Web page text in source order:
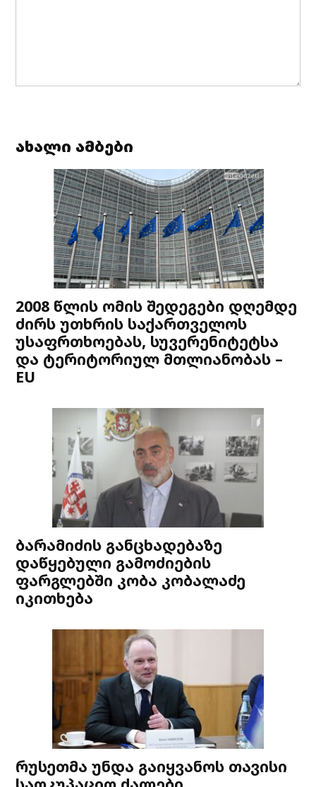
ახალი ამბები
2008 წლის ომის შედეგები დღემდე
ძირს უთხრის საქართველოს
უსაფრთხოებას, სუვერენიტეტსა
და ტერიტორიულ მთლიანობას –
EU
ბარამიძის განცხადებაზე
დაწყებული გამოძიების
ფარგლებში კობა კობალაძე
იკითხება
რუსეთმა უნდა გაიყვანოს თავისი